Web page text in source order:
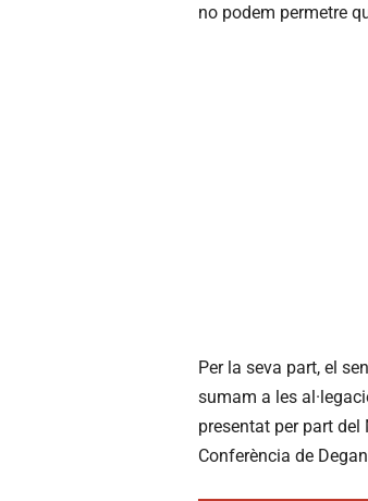
no podem permetre
Per la seva part, el
sumam a les
presentat per part
Conferència de